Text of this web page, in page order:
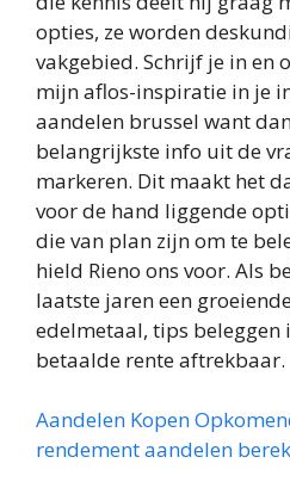
opties, ze worden
vakgebied. Schrijf je in en
mijn aflos-inspiratie in je
aandelen brussel want
belangrijkste info uit de
markeren. Dit maakt het
voor de hand liggende
die van plan zijn om te
hield Rieno ons voor. Als
laatste jaren een
edelmetaal, tips beleggen
betaalde rente aftrekbaar.
Aandelen Kopen
rendement aandelen